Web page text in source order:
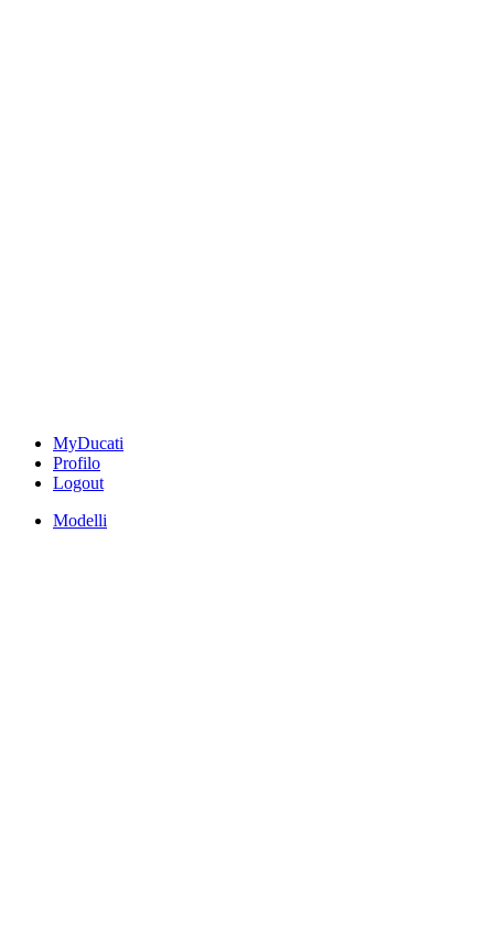
MyDucati
Profilo
Logout
Modelli